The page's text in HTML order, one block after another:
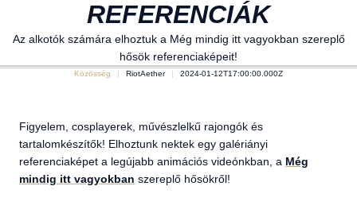
REFERENCIÁK
Az alkotók számára elhoztuk a Még mindig itt vagyokban szereplő
hősök referenciaképeit!
Közösség RiotAether 2024-01-12T17:00:00.000Z
Figyelem, cosplayerek, művészlelkű rajongók és
tartalomkészítők! Elhoztunk nektek egy galériányi
referenciaképet a legújabb animációs videónkban, a Még
mindig itt vagyokban szereplő hősökről!